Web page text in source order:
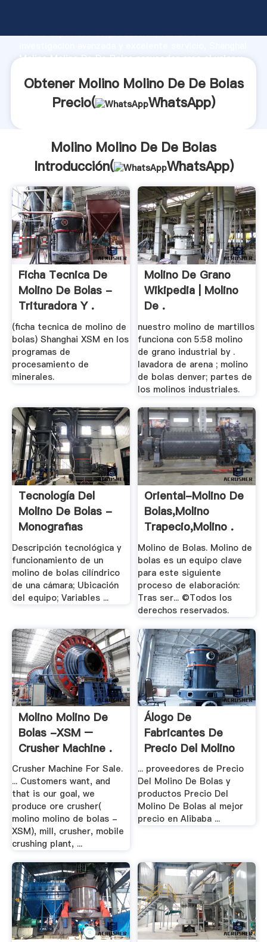
fuerte capacidad de producción, fuerza de
Molino Molino De De Bolas proveedor crea el valor y
Obtener Molino Molino De De Bolas
Precio(
WhatsApp)
Molino Molino De De Bolas
Introducción(
WhatsApp)
Ficha Tecnica De
Molino De Bolas -
Trituradora Y .
(ficha tecnica de molino de
bolas) Shanghai XSM en los
programas de
procesamiento de
minerales.
Molino De Grano
Wikipedia | Molino
De .
nuestro molino de martillos
funciona con 5:58 molino
de grano industrial by .
lavadora de arena ; molino
de bolas denver; partes de
los molinos industriales.
Tecnología Del
Molino De Bolas -
Monografias
Descripción tecnológica y
funcionamiento de un
molino de bolas cilíndrico
de una cámara; Ubicación
del equipo; Variables ...
Oriental-Molino De
Bolas,Molino
Trapecio,Molino .
Molino de Bolas. Molino de
bolas es un equipo clave
para este siguiente
proceso de elaboración:
Tras ser... ©Todos los
derechos reservados.
Molino Molino De
Bolas -XSM –
Crusher Machine .
Crusher Machine For Sale.
... Customers want, and
that is our goal, we
produce ore crusher(
molino molino de bolas -
XSM), mill, crusher, mobile
crushing plant, ...
Álogo De
Fabricantes De
Precio Del Molino
De .
... proveedores de Precio
Del Molino De Bolas y
productos Precio Del
Molino De Bolas al mejor
precio en Alibaba ...